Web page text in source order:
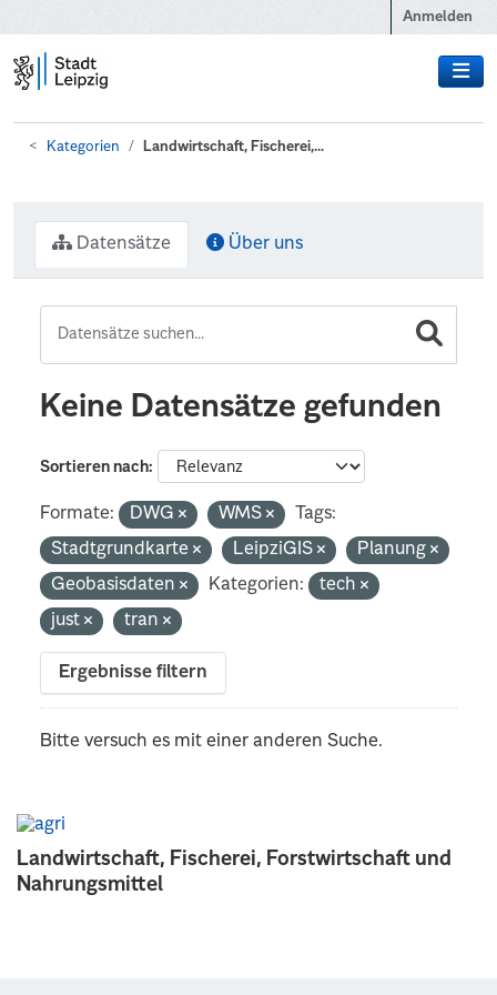
Anmelden
Kategorien Landwirtschaft, Fischerei,...
Landwirtschaft, Fischerei, Forstwirtschaft und
Nahrungsmittel
Datensätze Über uns
Keine Datensätze gefunden
Sortieren nach
Formate: DWG WMS
Tags:
Stadtgrundkarte
LeipziGIS
Planung
Geobasisdaten
Kategorien:
tech
just
tran
Ergebnisse filtern
Bitte versuch es mit einer anderen Suche.